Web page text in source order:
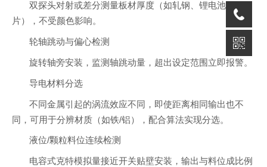
双探头对射或差分测量板材厚度（如轧钢、锂电池极
片），不受颜色影响。
轮轴跳动与偏心检测
旋转轴旁安装，监测轴跳动量，超出设定范围立即报警。
导电材料分选
不同金属引起的涡流效应不同，即使距离相同输出也不
同，可用于分辨材质（如铁/铝），配合算法实现分选。
液位/颗粒料位连续检测
电容式克特模拟量接近开关贴壁安装，输出与料位成比例